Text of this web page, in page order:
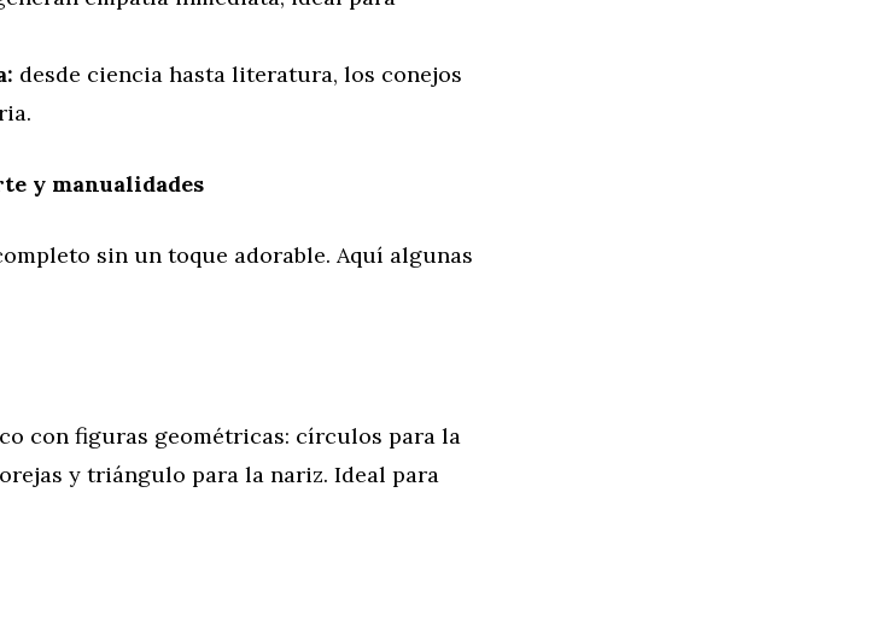
desde ciencia hasta literatura, los conejos
y manualidades
sin un toque adorable. Aquí algunas
con figuras geométricas: círculos para la
y triángulo para la nariz. Ideal para